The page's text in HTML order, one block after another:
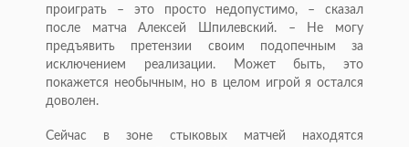
проиграть – это просто недопустимо, – сказал
после матча Алексей Шпилевский. – Не могу
предъявить претензии своим подопечным за
исключением реализации. Может быть, это
покажется необычным, но в целом игрой я остался
доволен.
Сейчас в зоне стыковых матчей находятся